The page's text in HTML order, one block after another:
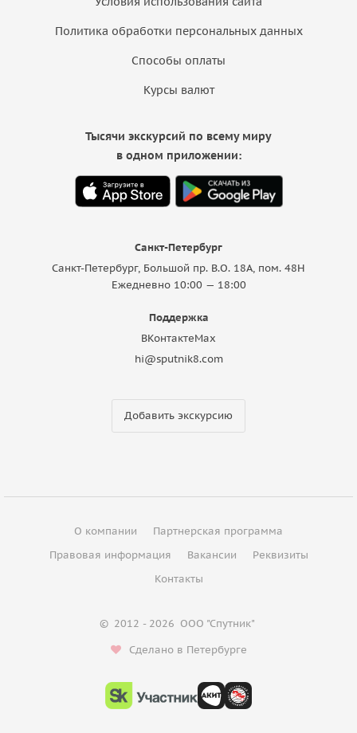
Политика обработки персональных данных
Способы оплаты
Курсы валют
Санкт-Петербург
Санкт-Петербург, Большой пр. В.О. 18A, пом. 48Н
Ежедневно 10:00 — 18:00
Поддержка
ВКонтактеMax
hi@sputnik8.com
Добавить экскурсию
Тысячи экскурсий по всему миру
в одном приложении:
О компании
Партнерская программа
Правовая информация
Вакансии
Реквизиты
Контакты
© 2012 - 2026 ООО "Спутник"
Сделано в Петербурге